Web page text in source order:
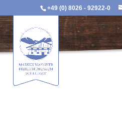
+49 (0) 8026 - 92922-0